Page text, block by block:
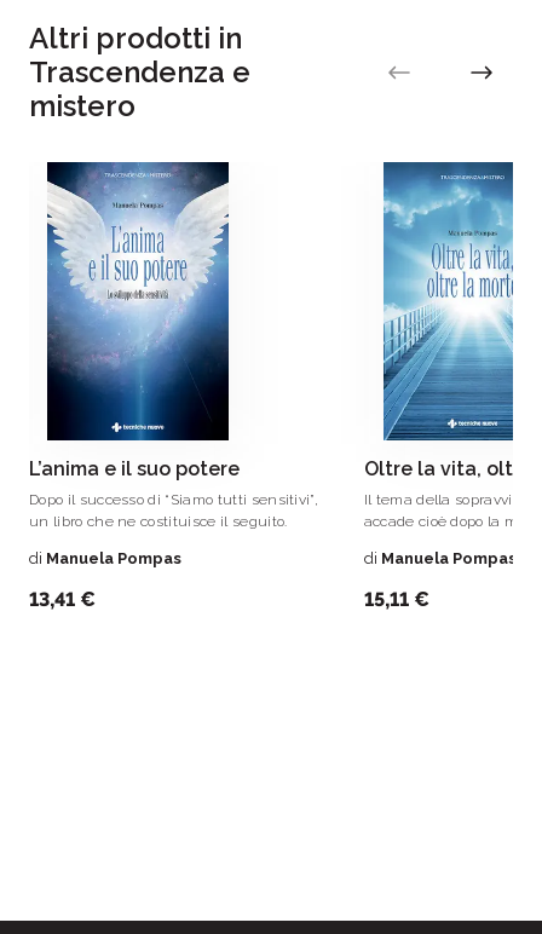
Altri prodotti in
Trascendenza e
mistero
L’anima e il suo potere
Dopo il successo di “Siamo tutti sensitivi”,
un libro che ne costituisce il seguito.
di Manuela Pompas
13,41 €
Oltre la vita, oltre
Il tema della
accade cioè dopo la
religiosa o fideistica.
di Manuela Pompas
15,11 €